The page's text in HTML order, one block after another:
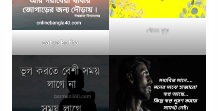
satya kotha
গৌতম বুদ্ধ